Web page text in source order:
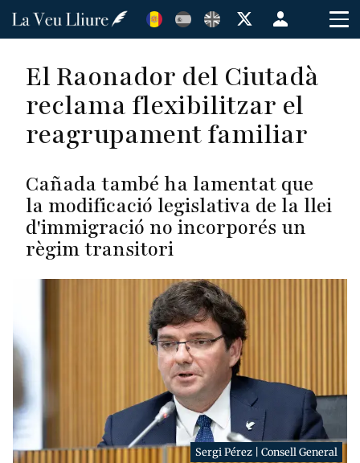
Vés
Menú
de
cuenta
de
usuario
El Raonador del Ciutadà
reclama flexibilitzar el
reagrupament familiar
Cañada també ha lamentat que
la modificació legislativa de la llei
d'immigració no incorporés un
règim transitori
Sergi Pérez | Consell General